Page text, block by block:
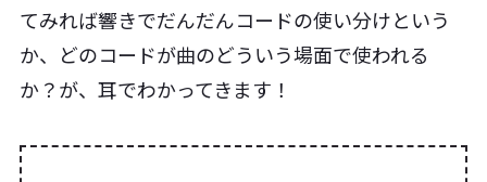
てみれば響きでだんだんコードの使い分けという
か、どのコードが曲のどういう場面で使われる
か？が、耳でわかってきます！